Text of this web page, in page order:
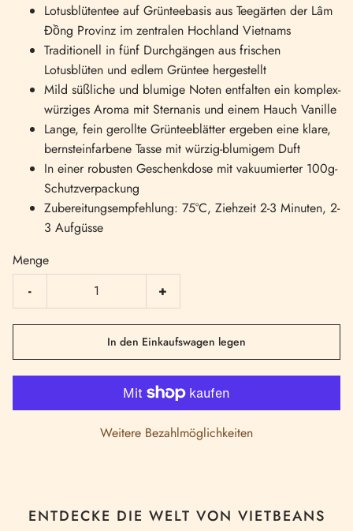
Lotusblütentee auf Grünteebasis aus Teegärten der Lâm
Đồng Provinz im zentralen Hochland Vietnams
Traditionell in fünf Durchgängen aus frischen
Lotusblüten und edlem Grüntee hergestellt
Mild süßliche und blumige Noten entfalten ein komplex-
würziges Aroma mit Sternanis und einem Hauch Vanille
Lange, fein gerollte Grünteeblätter ergeben eine klare,
bernsteinfarbene Tasse mit würzig-blumigem Duft
In einer robusten Geschenkdose mit vakuumierter 100g-
Schutzverpackung
Zubereitungsempfehlung: 75°C, Ziehzeit 2-3 Minuten, 2-
3 Aufgüsse
Menge
-
+
In den Einkaufswagen legen
Weitere Bezahlmöglichkeiten
ENTDECKE DIE WELT VON VIETBEANS